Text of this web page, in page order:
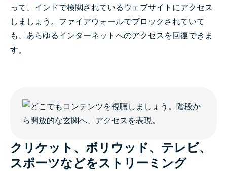
って、インドで検閲されているウェブサイトにアクセス
しましょう。ファイアウォールでブロックされていて
も、あらゆるインターネットへのアクセスを回復できま
す。
クリケット、ボリウッド、テレビ、
スポーツなどをストリーミング